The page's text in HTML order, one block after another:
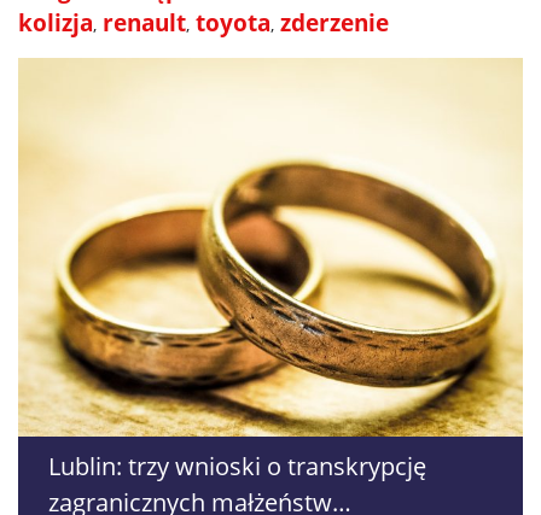
kolizja renault toyota zderzenie
Lublin: trzy wnioski o transkrypcję
zagranicznych małżeństw